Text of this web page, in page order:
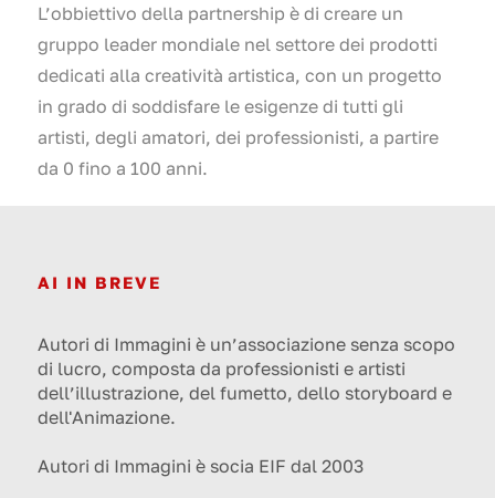
L’obbiettivo della partnership è di creare un
gruppo leader mondiale nel settore dei prodotti
dedicati alla creatività artistica, con un progetto
in grado di soddisfare le esigenze di tutti gli
artisti, degli amatori, dei professionisti, a partire
da 0 fino a 100 anni.
AI IN BREVE
Autori di Immagini è un’associazione senza scopo
di lucro, composta da professionisti e artisti
dell’illustrazione, del fumetto, dello storyboard e
dell'Animazione.
Autori di Immagini è socia EIF dal 2003